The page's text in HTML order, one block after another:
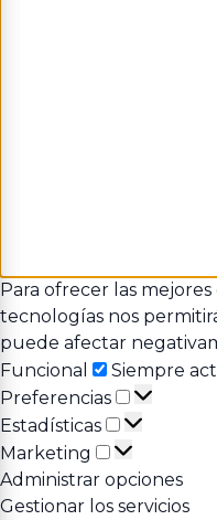
Para ofrecer las
tecnologías nos
puede afectar
Funcional
Funcional
Siempre
Preferencias
Estadísticas
Estadísticas
Marketing
Marketing
Administrar opciones
Gestionar los servicios